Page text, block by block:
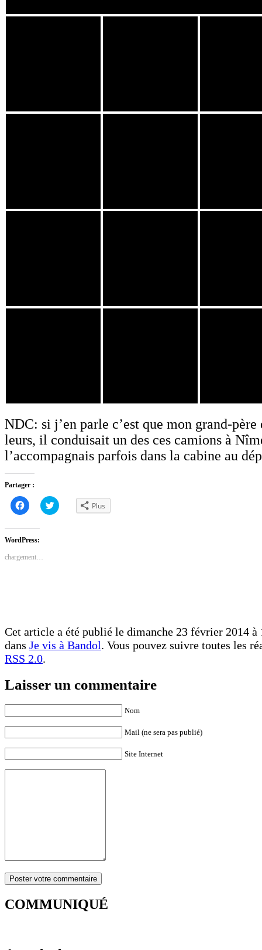
NDC: si j’en parle c’est que mon grand-père
leurs, il conduisait un des ces camions à
l’accompagnais parfois dans la cabine au
Partager :
Cliquez
pour
partager
Facebook(ouvre
dans
une
fenêtre)
Cliquez
pour Plus
WordPress:
chargement…
Cet article a été publié le dimanche 23 février 2014 à
dans Je vis à Bandol. Vous pouvez suivre toutes les
RSS 2.0.
Laisser un commentaire
Nom
Mail (ne sera pas publié)
Site Internet
COMMUNIQUÉ